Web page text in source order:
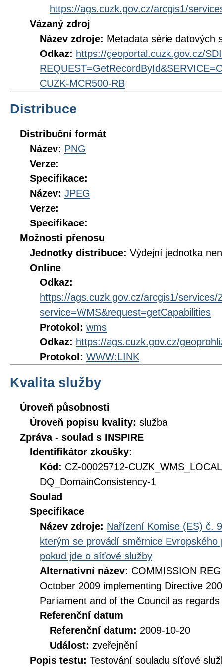
https://ags.cuzk.gov.cz/arcgis1/
Vázaný zdroj
Název zdroje: Metadata série datových
Odkaz: https://geoportal.cuzk.gov.cz/
CUZK-MCR500-RB
Distribuce
Distribuční formát
Název: PNG
Verze:
Specifikace:
Název: JPEG
Verze:
Specifikace:
Možnosti přenosu
Jednotky distribuce: Výdejní jednotka
Online
Odkaz:
https://ags.cuzk.gov.cz/arcgis1/
service=WMS&request=getCapabilities
Protokol: wms
Odkaz: https://ags.cuzk.gov.cz/
Protokol: WWW:LINK
Kvalita služby
Úroveň působnosti
Úroveň popisu kvality: služba
Zpráva - soulad s INSPIRE
Identifikátor zkoušky:
Kód: CZ-00025712-
DQ_DomainConsistency-1
Soulad
Specifikace
Název zdroje: Nařízení Komise (ES) č.
kterým se provádí směrnice
pokud jde o síťové služby
Alternativní název: COMMISSION
October 2009 implementing Directive
Parliament and of the Council as
Referenční datum
Referenční datum: 2009-10-20
Událost: zveřejnění
Popis testu: Testování souladu síťové